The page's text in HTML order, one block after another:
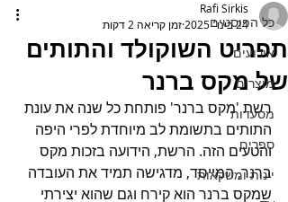
כל הפוסטים
אירועים
מוצרים
מסעדות
ספרים
יינות ומשקאות
תפריט השוקולד והתותים
של מקס ברנר
Rafi Sirkis
24 בינו׳ 2025
זמן קריאה 2 דקות
רשת 'מקס ברנר' פותחת כל שנה את עונת
התותים בתשומת לב מיוחדת לפרי היפה
והטעים הזה. הרשת, הידועה בזכות מקס
ברנר, המייסד, מדגישה תמיד את העובדה
שמקס ברנר הוא קירח וגם שהוא יצירתי